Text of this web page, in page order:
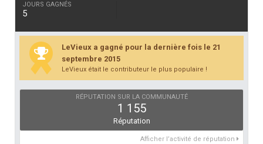
JOURS GAGNÉS
5
LeVieux a gagné pour la dernière fois le 21
septembre 2015
LeVieux était le contributeur le plus populaire !
RÉPUTATION SUR LA COMMUNAUTÉ
1 155
Réputation
Afficher l’activité de réputation